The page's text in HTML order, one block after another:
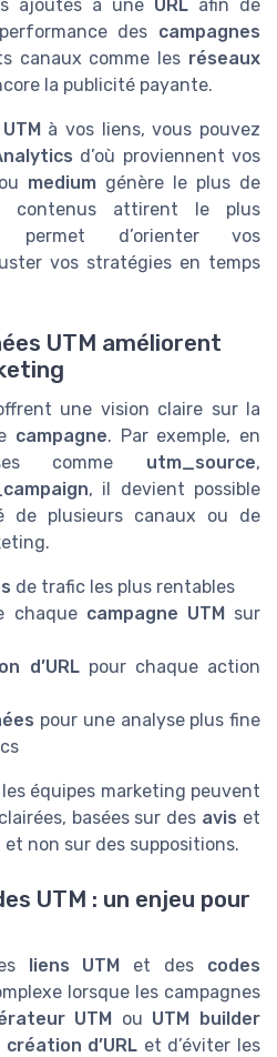
ajoutés à une URL afin de
des campagnes
canaux comme les réseaux
la publicité payante.
à vos liens, vous pouvez
d’où proviennent vos
ou medium génère le plus de
contenus attirent le plus
permet d’orienter vos
vos stratégies en temps
UTM améliorent
une vision claire sur la
campagne. Par exemple, en
comme utm_source,
, il devient possible
de plusieurs canaux ou de
de trafic les plus rentables
chaque campagne UTM
sur
d’URLpour chaque action
pour une analyse plus fine
équipes marketing peuvent
basées sur des avis et
non sur des suppositions.
UTM : un enjeu pour
liens UTM et des codes
lorsque les campagnes
UTM ou UTM builder
création d’URL et d’éviter les